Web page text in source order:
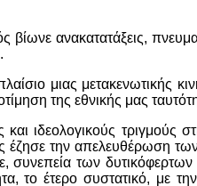
ανακατατάξεις,
μιας μετακενωτικής
της εθνικής μας
ιδεολογικούς
την απελευθέρωση
των δυτικόφερτων
το έτερο συστατικό, με